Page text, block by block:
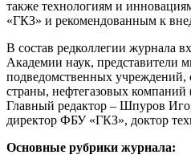
также технологиям и
«ГКЗ» и рекомендованным к
В состав редколлегии журнала
Академии наук, представители
подведомственных учреждений,
страны, нефтегазовых компаний
Главный редактор – Шпуров
директор ФБУ «ГКЗ», доктор
Основные рубрики журнала: